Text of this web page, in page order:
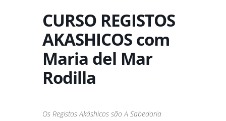
CURSO REGISTOS
AKASHICOS com
Maria del Mar
Rodilla
Os Registos Akáshicos são A Sabedoria